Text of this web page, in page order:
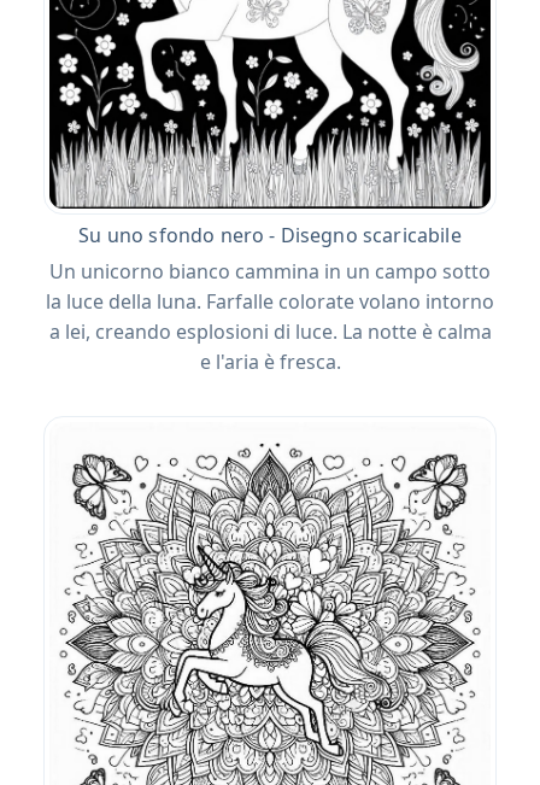
Su uno sfondo nero - Disegno scaricabile
Un unicorno bianco cammina in un campo sotto
la luce della luna. Farfalle colorate volano intorno
a lei, creando esplosioni di luce. La notte è calma
e l'aria è fresca.